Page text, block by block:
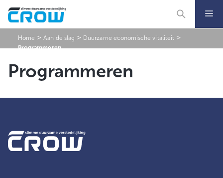
naar
de
inhoudHome >Aan de slag > Duurzame economische vitaliteit >
Programmeren
Programmeren